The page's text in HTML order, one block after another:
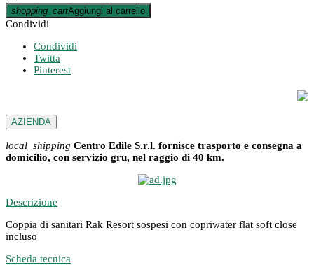
shopping_cartAggiungi al carrello
Condividi
Condividi
Twitta
Pinterest
AZIENDA
local_shipping Centro Edile S.r.l. fornisce trasporto e consegna a
domicilio, con servizio gru, nel raggio di 40 km.
Descrizione
Coppia di sanitari Rak Resort sospesi con copriwater flat soft close
incluso
Scheda tecnica